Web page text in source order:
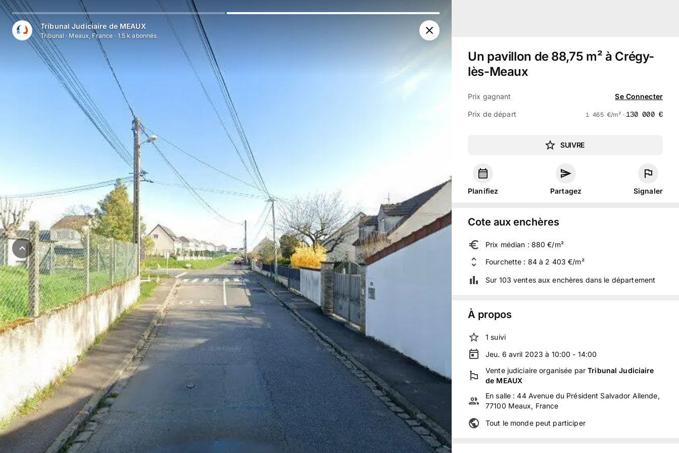
Aller au contenu principal
Tribunal Judiciaire de MEAUX
Tribunal · Meaux, France · 1.5 k abonnés
Un pavillon de 88,75 m² à Crégy-
lès-Meaux
Prix gagnant Se Connecter
Prix de départ 1 465 €/m² · 130 000 €
SUIVRE
Planifiez Partagez Signaler
Cote aux enchères
Prix médian : 880 €/m²
Fourchette : 84 à 2 403 €/m²
Sur 103 ventes aux enchères dans le département
À propos
1 suivi
Jeu. 6 avril 2023 à 10:00 - 14:00
Vente judiciaire organisée parTribunal Judiciaire
de MEAUX
En salle :44 Avenue du Président Salvador Allende,
77100 Meaux, France
Tout le monde peut participer